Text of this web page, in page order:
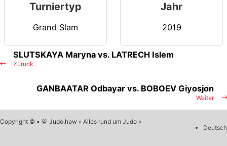
Turniertyp
Grand Slam
Jahr
2019
Zurück
SLUTSKAYA Maryna vs. LATRECH Islem
Weiter
GANBAATAR Odbayar vs. BOBOEV Giyosjon
Copyright © • 🥋 Judo.how » Alles rund um Judo «
Deutsch